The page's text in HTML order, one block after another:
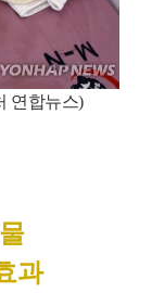
연합뉴스)
과